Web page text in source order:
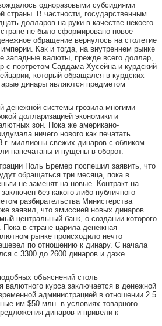
одноразовыми субсидиями
страны. В частности, государственным
долларов на руки в качестве некоего
не было сформировано новое
обращение вернулось на столетие
Как и тогда, на внутреннем рынке
западные валюты, прежде всего доллар,
с портретом Саддама Хусейна и курдский
который обращался в курдских
динары являются предметом
денежной системы грозила многими
долларизацией экономики и
зон. Пока же американо-
ничего нового как печатать
г. миллионы свежих динаров с обликом
напечатаны и пущены в оборот.
Поль Бремер поспешил заявить, что
обращаться три месяца, пока в
не заменят на новые. Контракт на
без какого-либо публичного
разбирательства Министерства
заявил, что эмиссией новых динаров
центральный банк, о создании которого
Пока в стране царила денежная
рынке происходило нечто
по отношению к динару. С начала
с 3300 до 2600 динаров и даже
объяснений столь
валютного курса заключается в денежной
администрацией в отношении 2.5
им $50 млн. в условиях товарного
динаров и привели к